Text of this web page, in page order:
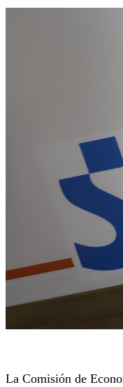
La Comisión de